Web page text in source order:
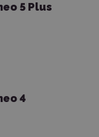
5 Plus
4